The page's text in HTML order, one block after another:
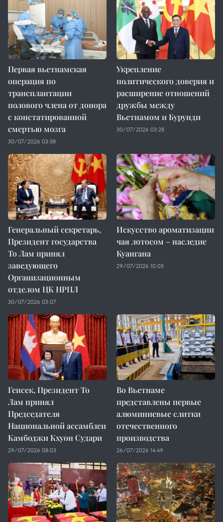
Первая вьетнамская
операция по
трансплантации
полового члена от донора
с констатированной
смертью мозга
30/07/2026 03:58
Укрепление
политического доверия и
расширение отношений
дружбы между
Вьетнамом и Бурунди
30/07/2026 03:28
Генеральный секретарь,
Президент государства
То Лам принял
заведующего
Организационным
отделом ЦК НРПЛ
30/07/2026 03:07
Искусство ароматизации
чая лотосом – наследие
Куангана
29/07/2026 10:05
Генсек, Президент То
Лам принял
Председателя
Национальной ассамблеи
Камбоджи Кхуон Судари
29/07/2026 08:03
Во Вьетнаме
представлены первые
алюминиевые слитки
отечественного
производства
26/07/2026 14:49